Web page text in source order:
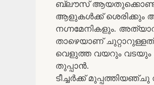
ബ്ലൗസ് ആയതുക്കൊണ്ട്
ആളുകൾക്ക് ശെരിക്കും
നഗ്നമേനികളും.
താഴെയാണ്
വെളുത്ത വയറും വടയും
തുപ്പാൻ.
ടീച്ചർക്ക്